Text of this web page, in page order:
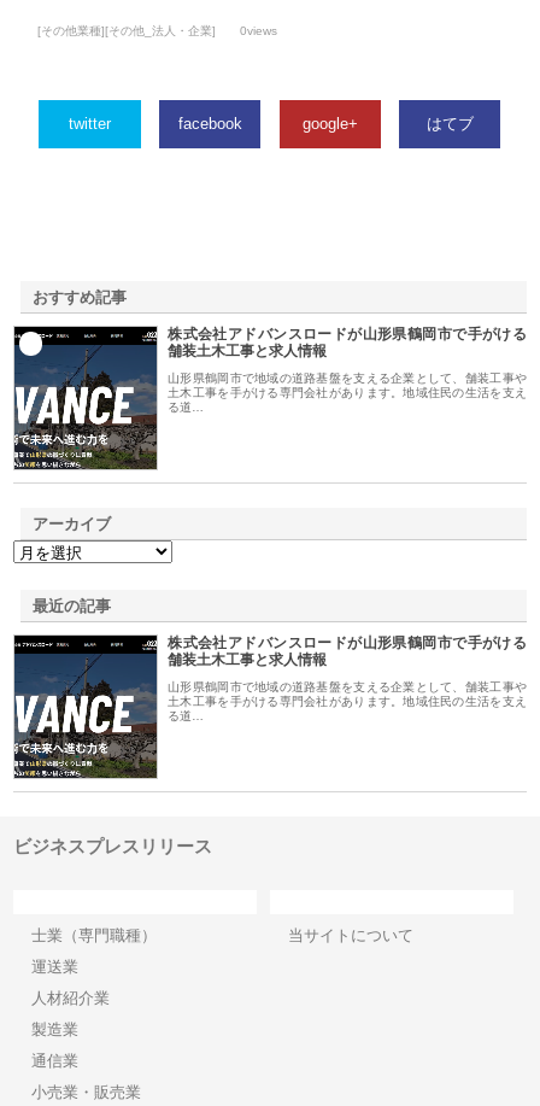
[その他業種][その他_法人・企業] 0views
twitter facebook google+ はてブ
おすすめ記事
株式会社アドバンスロードが山形県鶴岡市で手がける
舗装土木工事と求人情報
山形県鶴岡市で地域の道路基盤を支える企業として、舗装工事や
土木工事を手がける専門会社があります。地域住民の生活を支え
る道…
アーカイブ
最近の記事
株式会社アドバンスロードが山形県鶴岡市で手がける
舗装土木工事と求人情報
山形県鶴岡市で地域の道路基盤を支える企業として、舗装工事や
土木工事を手がける専門会社があります。地域住民の生活を支え
る道…
ビジネスプレスリリース
士業（専門職種）
運送業
人材紹介業
製造業
通信業
小売業・販売業
当サイトについて